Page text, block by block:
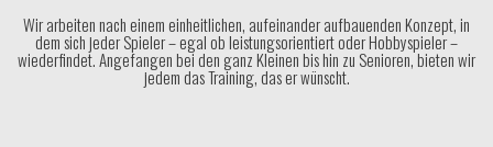
Wir arbeiten nach einem einheitlichen, aufeinander aufbauenden Konzept, in
dem sich jeder Spieler – egal ob leistungsorientiert oder Hobbyspieler –
wiederfindet. Angefangen bei den ganz Kleinen bis hin zu Senioren, bieten wir
jedem das Training, das er wünscht.